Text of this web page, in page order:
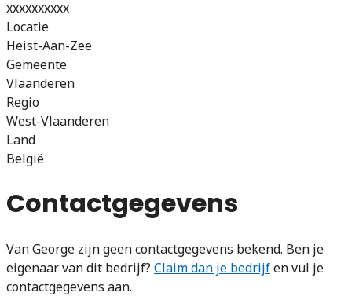
xxxxxxxxxx
Locatie
Heist-Aan-Zee
Gemeente
Vlaanderen
Regio
West-Vlaanderen
Land
België
Contactgegevens
Van George zijn geen contactgegevens bekend. Ben je
eigenaar van dit bedrijf? Claim dan je bedrijfen vul je
contactgegevens aan.